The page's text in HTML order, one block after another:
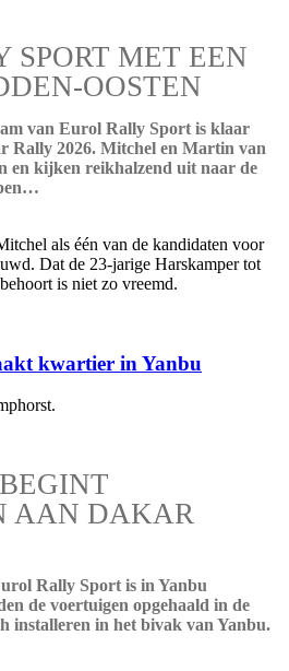
SPORT MET EEN
OOSTEN
van Eurol Rally Sport is klaar
Rally 2026. Mitchel en Martin van
en kijken reikhalzend uit naar de
als één van de kandidaten voor
Dat de 23-jarige Harskamper tot
is niet zo vreemd.
kwartier in Yanbu
AAN DAKAR
Rally Sport is in Yanbu
de voertuigen opgehaald in de
installeren in het bivak van Yanbu.